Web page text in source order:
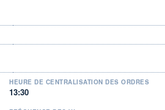
HEURE DE CENTRALISATION DES ORDRES
13:30